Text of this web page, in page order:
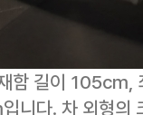
함 길이
니다. 차 외형의